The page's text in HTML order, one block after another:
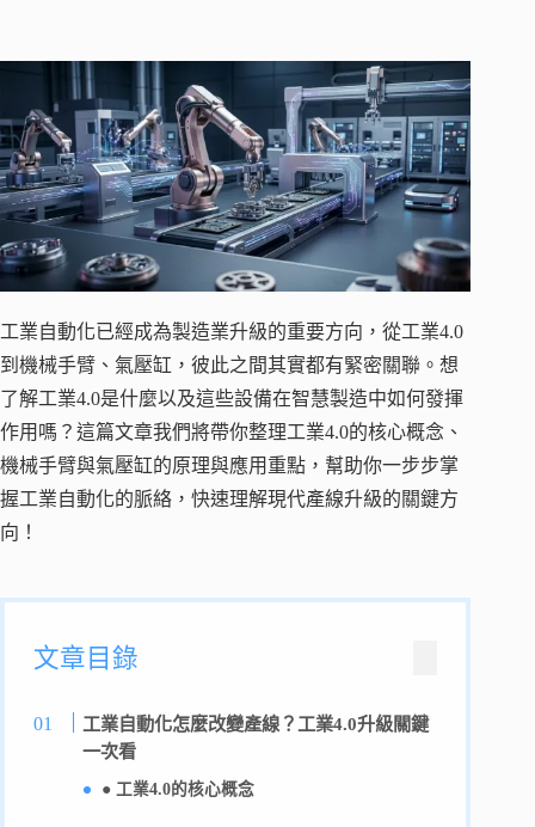
工業自動化已經成為製造業升級的重要方向，從工業4.0
到機械手臂、氣壓缸，彼此之間其實都有緊密關聯。想
了解工業4.0是什麼以及這些設備在智慧製造中如何發揮
作用嗎？這篇文章我們將帶你整理工業4.0的核心概念、
機械手臂與氣壓缸的原理與應用重點，幫助你一步步掌
握工業自動化的脈絡，快速理解現代產線升級的關鍵方
向！
文章目錄
工業自動化怎麼改變產線？工業4.0升級關鍵
一次看
● 工業4.0的核心概念